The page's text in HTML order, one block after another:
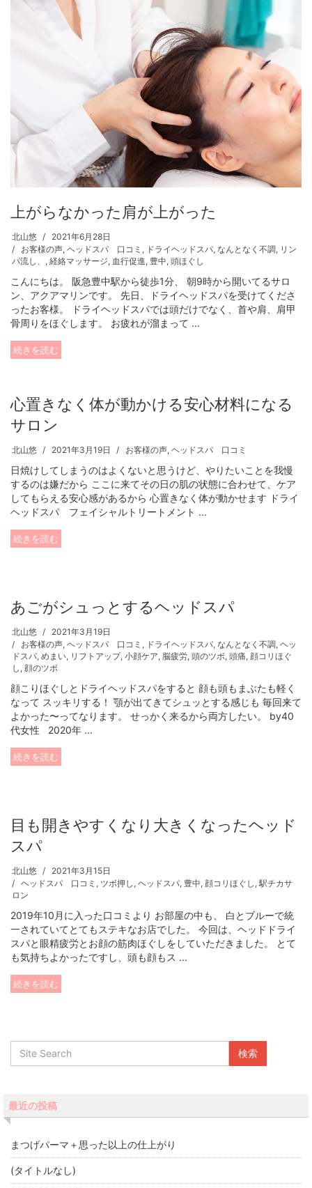
上がらなかった肩が上がった
北山悠
2021年6月28日
お客様の声, ヘッドスパ 口コミ , ドライヘッドスパ, なんとなく不調, リン
パ流し、 , 経絡マッサージ, 血行促進, 豊中, 頭ほぐし
こんにちは。 阪急豊中駅から徒歩1分、 朝9時から開いてるサロ
ン、アクアマリンです。 先日、ドライヘッドスパを受けてくださ
ったお客様。 ドライヘッドスパでは頭だけでなく、首や肩、肩甲
骨周りをほぐします。 お疲れが溜まって ...
続きを読む
心置きなく体が動かける安心材料になる
サロン
北山悠 2021年3月19日 お客様の声, ヘッドスパ 口コミ
日焼けしてしまうのはよくないと思うけど、やりたいことを我慢
するのは嫌だから ここに来てその日の肌の状態に合わせて、ケア
してもらえる安心感があるから 心置きなく体が動かせます ドライ
ヘッドスパ フェイシャルトリートメント ...
続きを読む
あごがシュっとするヘッドスパ
北山悠
2021年3月19日
お客様の声, ヘッドスパ 口コミ , ドライヘッドスパ, なんとなく不調, ヘッ
ドスパ, めまい, リフトアップ, 小顔ケア, 脳疲労, 頭のツボ, 頭痛, 顔コリほぐ
し , 顔のツボ
顔こりほぐしとドライヘッドスパをすると 顔も頭もまぶたも軽く
なって スッキリする！ 顎が出てきてシュッとする感じも 毎回来て
よかった〜ってなります。 せっかく来るから両方したい。 by40
代女性 2020年 ...
続きを読む
目も開きやすくなり大きくなったヘッド
スパ
北山悠
2021年3月15日
ヘッドスパ 口コミ , ツボ押し , ヘッドスパ, 豊中, 顔コリほぐし , 駅チカサ
ロン
2019年10月に入った口コミより お部屋の中も、 白とブルーで統
一されていてとてもステキなお店でした。 今回は、ヘッドドライ
スパと眼精疲労とお顔の筋肉ほぐしをしていただきました。 とて
も気持ちよかったですし、頭も顔もス ...
続きを読む
最近の投稿
まつげパーマ＋思った以上の仕上がり
(タイトルなし)